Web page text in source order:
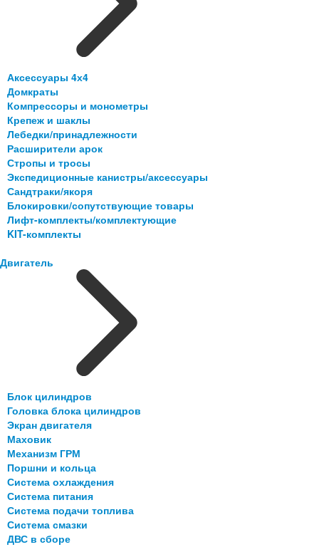
Аксессуары 4х4
Домкраты
Компрессоры и монометры
Крепеж и шаклы
Лебедки/принадлежности
Расширители арок
Стропы и тросы
Экспедиционные канистры/аксессуары
Сандтраки/якоря
Блокировки/сопутствующие товары
Лифт-комплекты/комплектующие
KIT-комплекты
Двигатель
Блок цилиндров
Головка блока цилиндров
Экран двигателя
Маховик
Механизм ГРМ
Поршни и кольца
Система охлаждения
Система питания
Система подачи топлива
Система смазки
ДВС в сборе